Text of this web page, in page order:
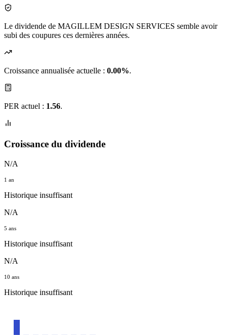
Le dividende de MAGILLEM DESIGN SERVICES semble avoir
subi des coupures ces dernières années.
Croissance annualisée actuelle : 0.00%.
PER actuel : 1.56.
Croissance du dividende
N/A
1 an
Historique insuffisant
N/A
5 ans
Historique insuffisant
N/A
10 ans
Historique insuffisant